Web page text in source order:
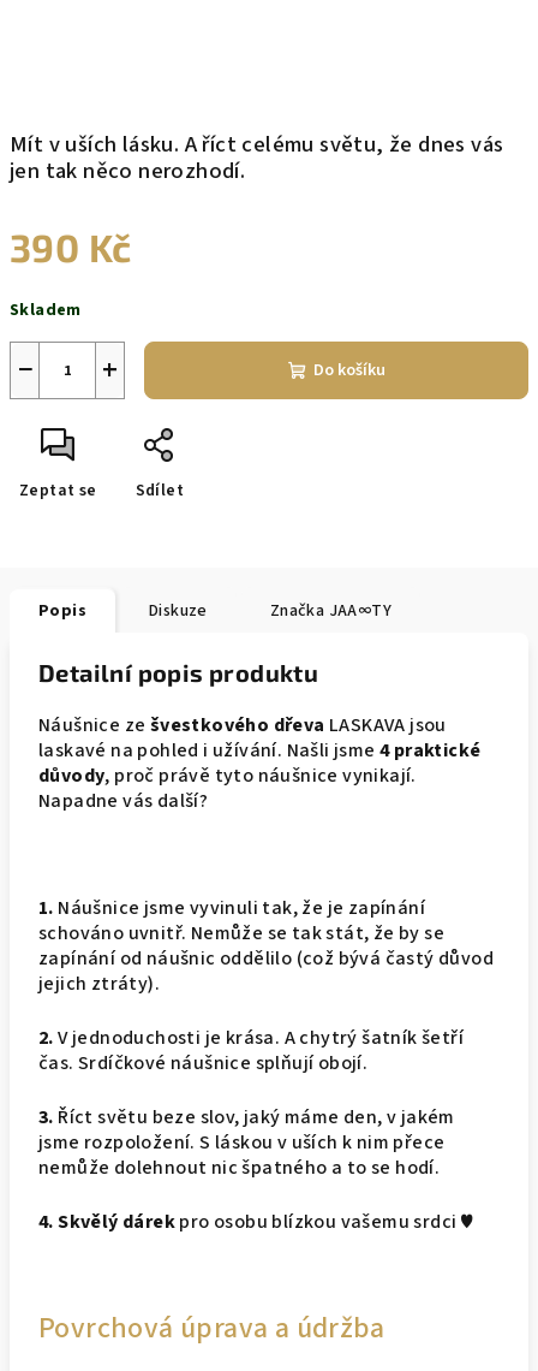
Mít v uších lásku. A říct celému světu, že dnes vás
jen tak něco nerozhodí.
390 Kč
cena:
Skladem
+
− Do košíku
Zeptat se Sdílet
Popis Diskuze Značka JAA∞TY
Detailní popis produktu
Náušnice ze švestkového dřeva LASKAVA jsou
laskavé na pohled i užívání. Našli jsme 4 praktické
důvody, proč právě tyto náušnice vynikají.
Napadne vás další?
1. Náušnice jsme vyvinuli tak, že je zapínání
schováno uvnitř. Nemůže se tak stát, že by se
zapínání od náušnic oddělilo (což bývá častý důvod
jejich ztráty).
2.V jednoduchosti je krása. A chytrý šatník šetří
čas. Srdíčkové náušnice splňují obojí.
3. Říct světu beze slov, jaký máme den, v jakém
jsme rozpoložení. S láskou v uších k nim přece
nemůže dolehnout nic špatného a to se hodí.
4.Skvělý dárekpro osobu blízkou vašemu srdci ♥
Povrchová úprava a údržba